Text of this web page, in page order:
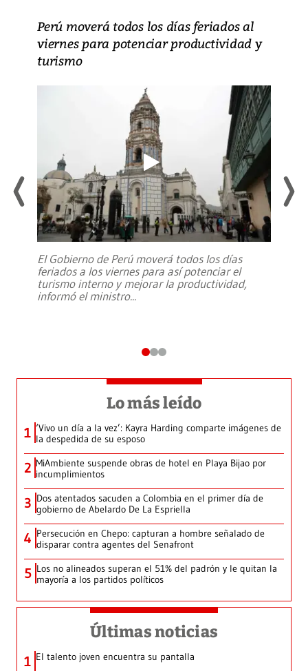
Perú moverá todos los días feriados al
viernes para potenciar productividad y
turismo
El Gobierno de Perú moverá todos los días
feriados a los viernes para así potenciar el
turismo interno y mejorar la productividad,
informó el ministro...
Lo más leído
1 ‘Vivo un día a la vez’: Kayra Harding comparte imágenes de
la despedida de su esposo
2 MiAmbiente suspende obras de hotel en Playa Bijao por
incumplimientos
3 Dos atentados sacuden a Colombia en el primer día de
gobierno de Abelardo De La Espriella
4 Persecución en Chepo: capturan a hombre señalado de
disparar contra agentes del Senafront
5 Los no alineados superan el 51% del padrón y le quitan la
mayoría a los partidos políticos
Últimas noticias
1 El talento joven encuentra su pantalla​